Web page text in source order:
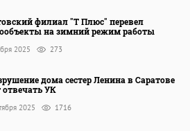
филиал "Т Плюс" перевел
на зимний режим работы
2025 273
дома сестер Ленина в Саратове
отвечать УК
2025 1716